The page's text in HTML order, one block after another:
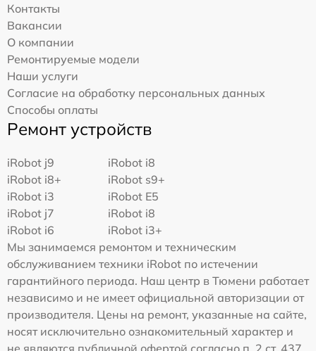
Контакты
Вакансии
О компании
Ремонтируемые модели
Наши услуги
Согласие на обработку персональных данных
Способы оплаты
Ремонт устройств
iRobot j9
iRobot i8
iRobot i8+
iRobot s9+
iRobot i3
iRobot E5
iRobot j7
iRobot i8
iRobot i6
iRobot i3+
Мы занимаемся ремонтом и техническим
обслуживанием техники iRobot по истечении
гарантийного периода. Наш центр в Тюмени работает
независимо и не имеет официальной авторизации от
производителя. Цены на ремонт, указанные на сайте,
носят исключительно ознакомительный характер и
не являются публичной офертой согласно п. 2 ст. 437